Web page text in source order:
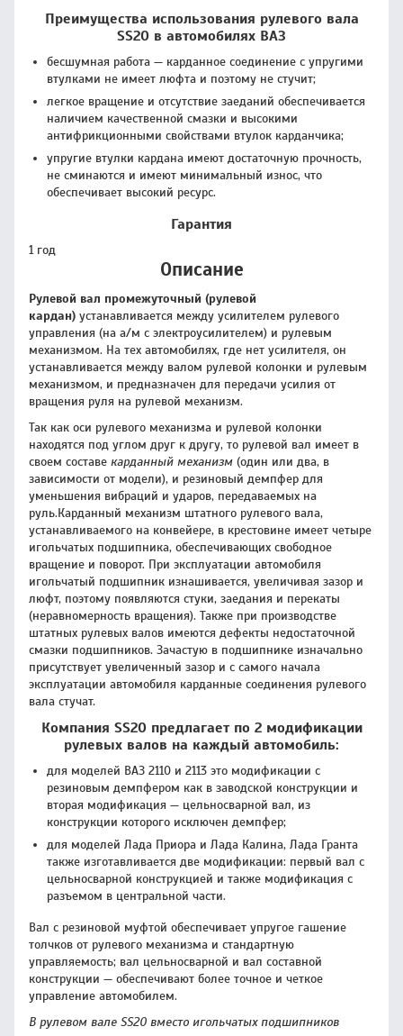
Преимущества использования рулевого вала
SS20 в автомобилях ВАЗ
бесшумная работа — карданное соединение с упругими
втулками не имеет люфта и поэтому не стучит;
легкое вращение и отсутствие заеданий обеспечивается
наличием качественной смазки и высокими
антифрикционными свойствами втулок карданчика;
упругие втулки кардана имеют достаточную прочность,
не сминаются и имеют минимальный износ, что
обеспечивает высокий ресурс.
Гарантия
1 год
Описание
Рулевой вал промежуточный (рулевой
кардан) устанавливается между усилителем рулевого
управления (на а/м с электроусилителем) и рулевым
механизмом. На тех автомобилях, где нет усилителя, он
устанавливается между валом рулевой колонки и рулевым
механизмом, и предназначен для передачи усилия от
вращения руля на рулевой механизм.
Так как оси рулевого механизма и рулевой колонки
находятся под углом друг к другу, то рулевой вал имеет в
своем составе карданный механизм (один или два, в
зависимости от модели), и резиновый демпфер для
уменьшения вибраций и ударов, передаваемых на
руль.Карданный механизм штатного рулевого вала,
устанавливаемого на конвейере, в крестовине имеет четыре
игольчатых подшипника, обеспечивающих свободное
вращение и поворот. При эксплуатации автомобиля
игольчатый подшипник изнашивается, увеличивая зазор и
люфт, поэтому появляются стуки, заедания и перекаты
(неравномерность вращения). Также при производстве
штатных рулевых валов имеются дефекты недостаточной
смазки подшипников. Зачастую в подшипнике изначально
присутствует увеличенный зазор и с самого начала
эксплуатации автомобиля карданные соединения рулевого
вала стучат.
Компания SS20 предлагает по 2 модификации
рулевых валов на каждый автомобиль:
для моделей ВАЗ 2110 и 2113 это модификации с
резиновым демпфером как в заводской конструкции и
вторая модификация — цельносварной вал, из
конструкции которого исключен демпфер;
для моделей Лада Приора и Лада Калина, Лада Гранта
также изготавливается две модификации: первый вал с
цельносварной конструкцией и также модификация с
разъемом в центральной части.
Вал с резиновой муфтой обеспечивает упругое гашение
толчков от рулевого механизма и стандартную
управляемость; вал цельносварной и вал составной
конструкции — обеспечивают более точное и четкое
управление автомобилем.
В рулевом вале SS20 вместо игольчатых подшипников